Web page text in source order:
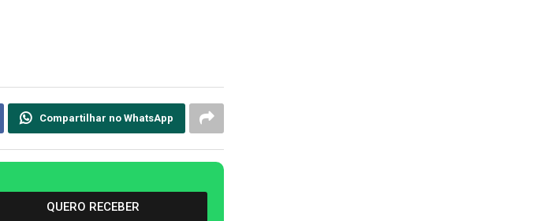
Compartilhar no WhatsApp
QUERO RECEBER